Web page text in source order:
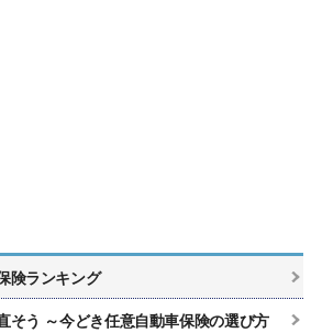
険ランキング
そう ～今どき任意自動車保険の選び方